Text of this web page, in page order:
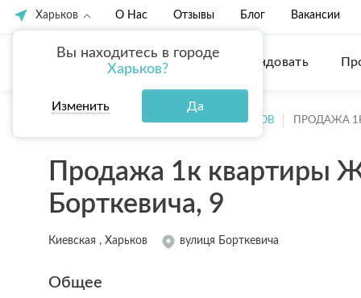
Харьков
Вы находитесь в городе
Харьков?
Изменить Да
О Нас Отзывы Блог Вакансии
Купить Арендовать
ПРОДАЖА КВАРТИР ХАРЬКОВ ПРОДАЖА
Продажа 1к квартиры
Борткевича, 9
Киевская , Харьков вулиця Борткевича
Общее